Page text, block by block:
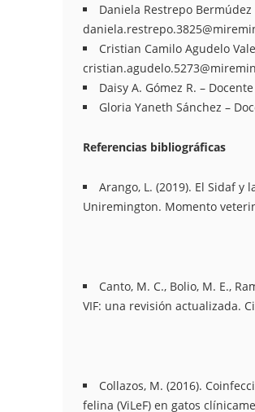
Daniela Restrepo
Cristian Camilo Agudelo
Daisy A. Gómez R. –
Gloria Yaneth Sánchez –
Referencias bibliográficas
Arango, L. (2019). El Sidaf
Uniremington. Momento
Canto, M. C., Bolio, M. E.,
VIF: una revisión actualizada.
Collazos, M. (2016).
felina (ViLeF) en gatos